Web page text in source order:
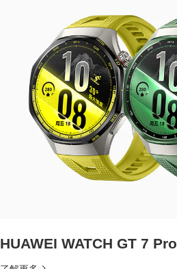
HUAWEI WATCH GT 7 Pro